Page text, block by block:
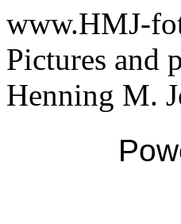
www.HMJ-
Pictures and
Henning M.